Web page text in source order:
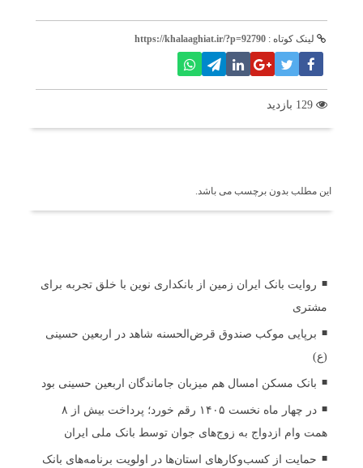
لینک کوتاه : https://khalaaghiat.ir/?p=92790
این مطلب بدون برچسب می باشد.
روایت بانک ایران زمین از بانکداری نوین با خلق تجربه برای
مشتری
برپایی موکب صندوق قرض‌الحسنه شاهد در اربعین حسینی
(ع)
بانک مسکن امسال هم میزبان جاماندگان اربعین حسینی بود
در چهار ماه نخست ۱۴۰۵ رقم خورد؛ پرداخت بیش از ۸
همت وام ازدواج به زوج‌های جوان توسط بانک ملی ایران
حمایت از کسب‌وکارهای استان‌ها در اولویت برنامه‌های بانک